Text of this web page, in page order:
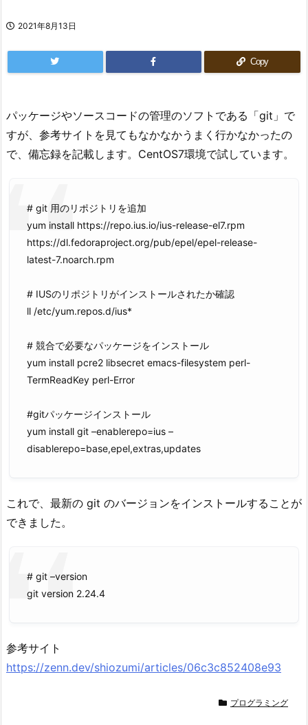
2021年8月13日
Copy
パッケージやソースコードの管理のソフトである「git」で
すが、参考サイトを見てもなかなかうまく行かなかったの
で、備忘録を記載します。CentOS7環境で試しています。
# git 用のリポジトリを追加
yum install https://repo.ius.io/ius-release-el7.rpm
https://dl.fedoraproject.org/pub/epel/epel-release-
latest-7.noarch.rpm
# IUSのリポジトリがインストールされたか確認
ll /etc/yum.repos.d/ius*
# 競合で必要なパッケージをインストール
yum install pcre2 libsecret emacs-filesystem perl-
TermReadKey perl-Error
#gitパッケージインストール
yum install git –enablerepo=ius –
disablerepo=base,epel,extras,updates
これで、最新の git のバージョンをインストールすることが
できました。
# git –version
git version 2.24.4
参考サイト
https://zenn.dev/shiozumi/articles/06c3c852408e93
プログラミング